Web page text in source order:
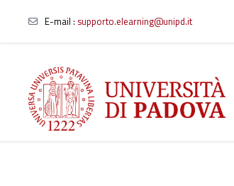
Vai al contenuto principale
E-mail : supporto.elearning@unipd.it